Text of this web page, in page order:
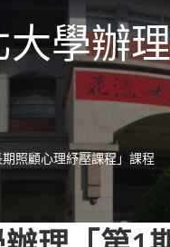
學辦
照顧心理紓壓課程」課程